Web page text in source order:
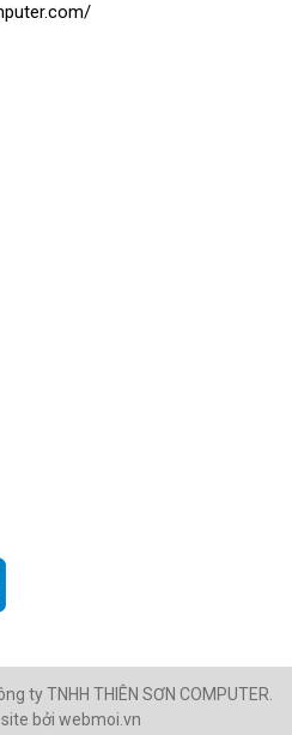
ty TNHH THIÊN SƠN COMPUTER.
bởi webmoi.vn